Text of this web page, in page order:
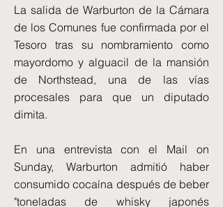
La salida de Warburton de la Cámara
de los Comunes fue confirmada por el
Tesoro tras su nombramiento como
mayordomo y alguacil de la mansión
de Northstead, una de las vías
procesales para que un diputado
dimita.
En una entrevista con el Mail on
Sunday, Warburton admitió haber
consumido cocaína después de beber
"toneladas de whisky japonés